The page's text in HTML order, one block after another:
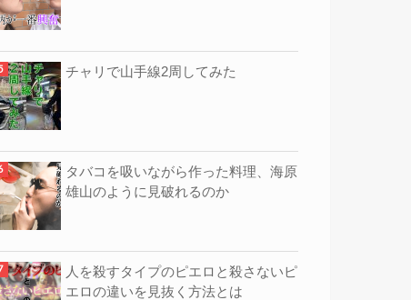
チャリで山手線2周してみた
タバコを吸いながら作った料理、海原
雄山のように見破れるのか
人を殺すタイプのピエロと殺さないピ
エロの違いを見抜く方法とは